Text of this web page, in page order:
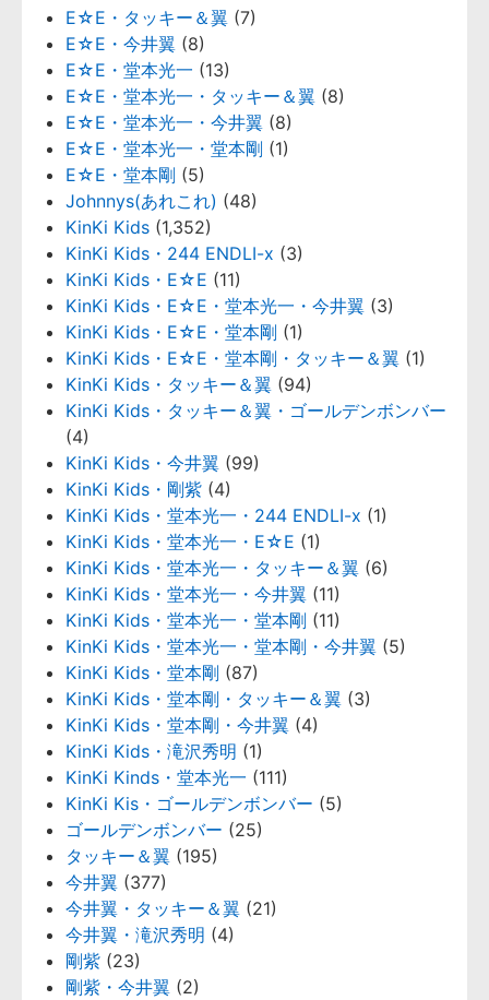
E☆E・タッキー＆翼 (7)
E☆E・今井翼 (8)
E☆E・堂本光一 (13)
E☆E・堂本光一・タッキー＆翼 (8)
E☆E・堂本光一・今井翼 (8)
E☆E・堂本光一・堂本剛 (1)
E☆E・堂本剛 (5)
Johnnys(あれこれ) (48)
KinKi Kids (1,352)
KinKi Kids・244 ENDLI-x (3)
KinKi Kids・E☆E (11)
KinKi Kids・E☆E・堂本光一・今井翼 (3)
KinKi Kids・E☆E・堂本剛 (1)
KinKi Kids・E☆E・堂本剛・タッキー＆翼 (1)
KinKi Kids・タッキー＆翼 (94)
KinKi Kids・タッキー＆翼・ゴールデンボンバー
(4)
KinKi Kids・今井翼 (99)
KinKi Kids・剛紫 (4)
KinKi Kids・堂本光一・244 ENDLI-x (1)
KinKi Kids・堂本光一・E☆E (1)
KinKi Kids・堂本光一・タッキー＆翼 (6)
KinKi Kids・堂本光一・今井翼 (11)
KinKi Kids・堂本光一・堂本剛 (11)
KinKi Kids・堂本光一・堂本剛・今井翼 (5)
KinKi Kids・堂本剛 (87)
KinKi Kids・堂本剛・タッキー＆翼 (3)
KinKi Kids・堂本剛・今井翼 (4)
KinKi Kids・滝沢秀明 (1)
KinKi Kinds・堂本光一 (111)
KinKi Kis・ゴールデンボンバー (5)
ゴールデンボンバー (25)
タッキー＆翼 (195)
今井翼 (377)
今井翼・タッキー＆翼 (21)
今井翼・滝沢秀明 (4)
剛紫 (23)
剛紫・今井翼 (2)